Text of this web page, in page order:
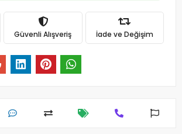
Güvenli Alışveriş İade ve Değişim